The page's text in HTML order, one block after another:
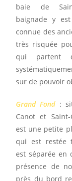
baie de
baignade y
connue des
très risquée
qui partent
sur de pouvoir
Grand Fond :
Canot et
est une petite
qui est restée
est séparée en
présence de
près du bord